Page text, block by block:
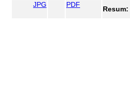
JPG PDF
Resum: